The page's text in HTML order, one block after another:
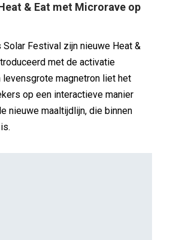
& Eat met Microrave op
Festival zijn nieuwe Heat &
met de activatie
levensgrote magnetron liet het
op een interactieve manier
nieuwe maaltijdlijn, die binnen